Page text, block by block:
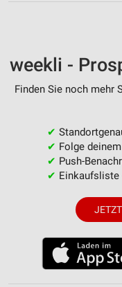
weekli -
Finden Sie noch mehr
✔
✔ Folge
✔ Push-
✔ Einkaufsliste